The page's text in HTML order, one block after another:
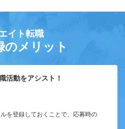
イト転職
のメリット
活動をアシスト！
を登録しておくことで、応募時の